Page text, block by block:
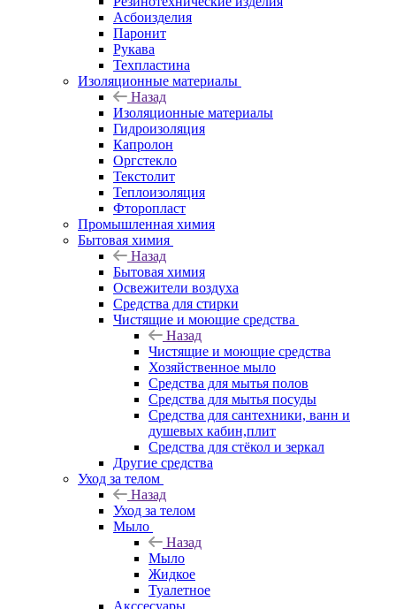
Асбоизделия
Паронит
Рукава
Техпластина
Изоляционные материалы
Назад
Изоляционные материалы
Гидроизоляция
Капролон
Оргстекло
Текстолит
Теплоизоляция
Фторопласт
Промышленная химия
Бытовая химия
Назад
Бытовая химия
Освежители воздуха
Средства для стирки
Чистящие и моющие средства
Назад
Чистящие и моющие средства
Хозяйственное мыло
Средства для мытья полов
Средства для мытья посуды
Средства для сантехники, ванн и
душевых кабин,плит
Средства для стёкол и зеркал
Другие средства
Уход за телом
Назад
Уход за телом
Мыло
Назад
Мыло
Жидкое
Туалетное
Акссесуары